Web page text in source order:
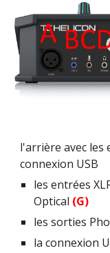
l'arrière avec
connexion USB
les entrées
Optical (G)
les sorties
la connexion